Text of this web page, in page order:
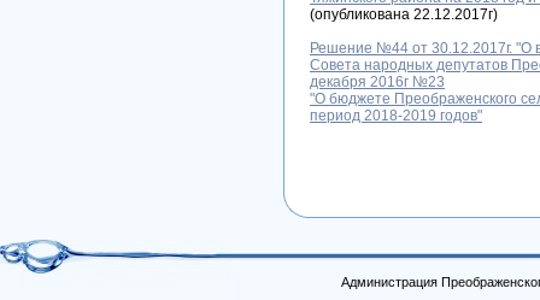
(опубликована 22.12.2017г)
Решение №44 от 30.12.2017г. "О
Совета народных депутатов
декабря 2016г №23
"О бюджете Преображенского
период 2018-2019 годов"
Администрация